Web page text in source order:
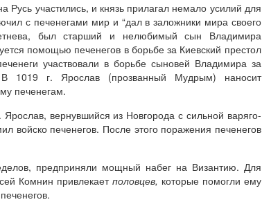
участились, и князь прилагал немало усилий для
с печенегами мир и “дал в заложники мира своего
был старший и нелюбимый сын Владимира
помощью печенегов в борьбе за Киевский престол
участвовали в борьбе сыновей Владимира за
1019 г. Ярослав (прозванный Мудрым) наносит
печенегам.
вернувшийся из Новгорода с сильной варяго-
войско печенегов. После этого поражения печенегов
предприняли мощный набег на Византию. Для
Комнин привлекаетполовцев, которые помогли ему